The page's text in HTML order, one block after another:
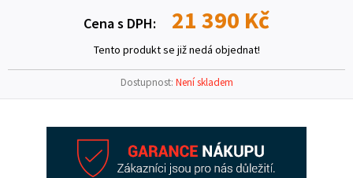
Cena s DPH: 21 390 Kč
Tento produkt se již nedá objednat!
Dostupnost: Není skladem